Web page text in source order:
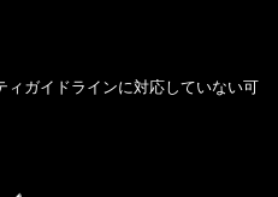
ガイドラインに対応していない可